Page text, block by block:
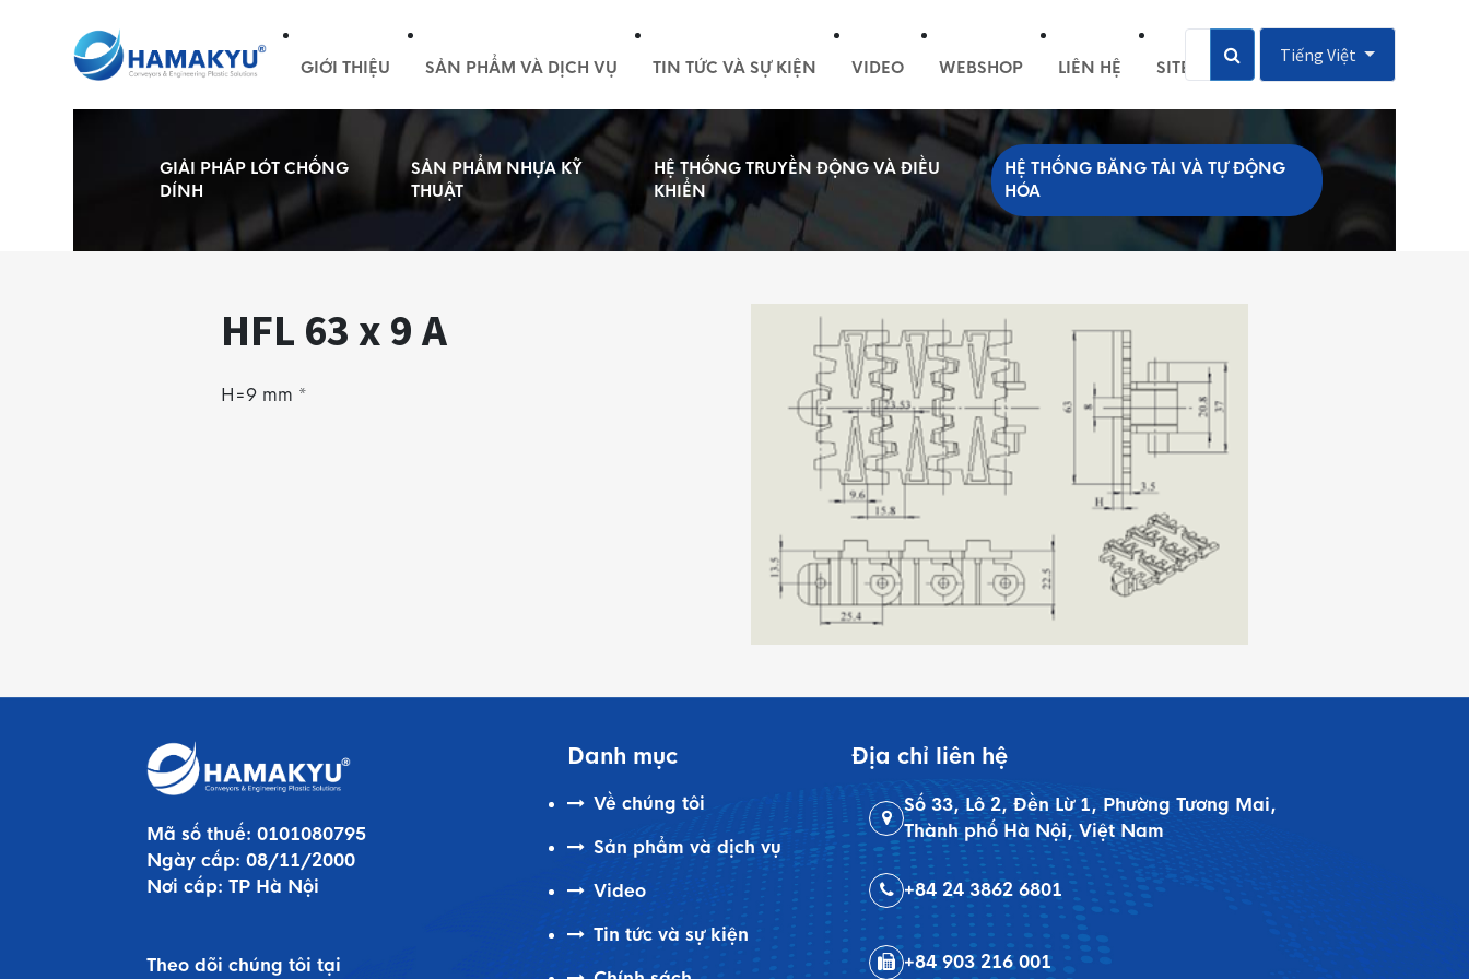
GIỚI THIỆU SẢN PHẨM VÀ DỊCH VỤ TIN TỨC VÀ SỰ KIỆN VIDEO WEBSHOP LIÊN HỆ SITEMAP
Tiếng Việt
GIẢI PHÁP LÓT CHỐNG
DÍNH
SẢN PHẨM NHỰA KỸ
THUẬT
HỆ THỐNG TRUYỀN ĐỘNG VÀ ĐIỀU
KHIỂN
HỆ THỐNG BĂNG TẢI VÀ TỰ ĐỘNG
HÓA
HFL 63 x 9 A
H=9 mm *
Mã số thuế:0101080795
Ngày cấp:08/11/2000
Nơi cấp:TP Hà Nội
Theo dõi chúng tôi tại
Danh mục
Về chúng tôi
Sản phẩm và dịch vụ
Video
Tin tức và sự kiện
Địa chỉ liên hệ
Số 33, Lô 2, Đền Lừ 1, Phường Tương Mai,
Thành phố Hà Nội, Việt Nam
+84 24 3862 6801
+84 903 216 001